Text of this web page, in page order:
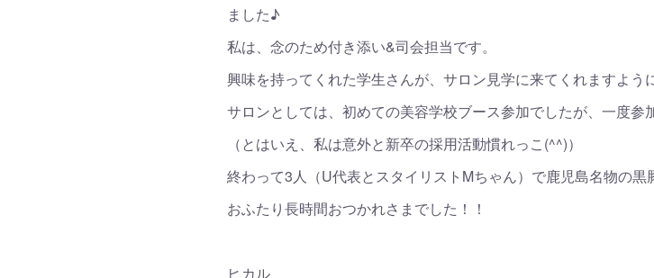
ました♪
私は、念のため付き添い&司会担当です。
興味を持ってくれた学生さんが、サロン見学に来てくれますよう
サロンとしては、初めての美容学校ブース参加でしたが、一度参
（とはいえ、私は意外と新卒の採用活動慣れっこ(^^)）
終わって3人（U代表とスタイリストMちゃん）で鹿児島名物の黒
おふたり長時間おつかれさまでした！！
ヒカル